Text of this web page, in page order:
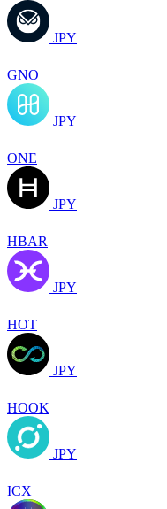
JPY
GNO
JPY
ONE
JPY
HBAR
JPY
HOT
JPY
HOOK
JPY
ICX